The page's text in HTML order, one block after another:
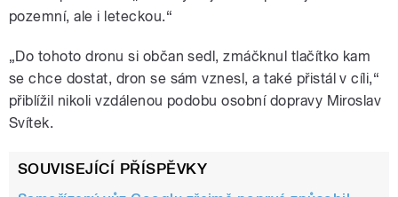
pozemní, ale i leteckou.“
„Do tohoto dronu si občan sedl, zmáčknul tlačítko kam
se chce dostat, dron se sám vznesl, a také přistál v cíli,“
přiblížil nikoli vzdálenou podobu osobní dopravy Miroslav
Svítek.
SOUVISEJÍCÍ PŘÍSPĚVKY